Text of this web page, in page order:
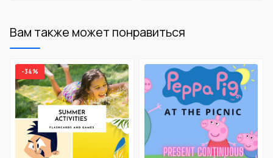
Вам также может понравиться
-34%